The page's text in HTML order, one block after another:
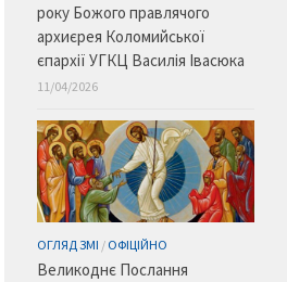
року Божого правлячого
архиєрея Коломийської
єпархії УГКЦ Василія Івасюка
11/04/2026
ОГЛЯД ЗМІ / ОФІЦІЙНО
Великоднє Послання